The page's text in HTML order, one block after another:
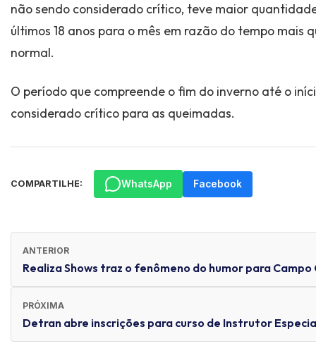
não sendo considerado crítico, teve maior
últimos 18 anos para o mês em razão do tempo mais
normal.
O período que compreende o fim do inverno até o
considerado crítico para as queimadas.
COMPARTILHE: WhatsApp Facebook
ANTERIOR
Realiza Shows traz o fenômeno do humor para Campo
PRÓXIMA
Detran abre inscrições para curso de Instrutor